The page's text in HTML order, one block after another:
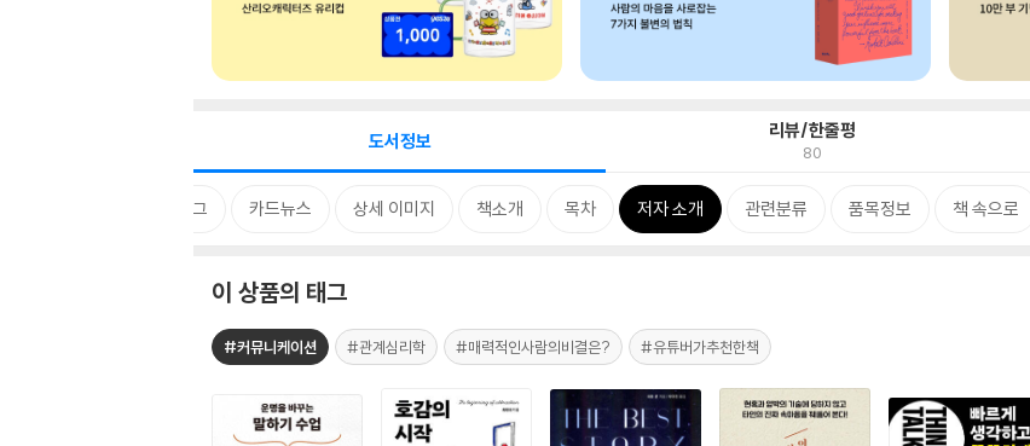
도서정보 리뷰/한줄평
80
태그 카드뉴스 상세 이미지 책소개 목차 저자 소개 관련분류 품목정보 책 속으로
이 상품의 태그
#커뮤니케이션 #관계심리학 #매력적인사람의비결은? #유튜버가추천한책